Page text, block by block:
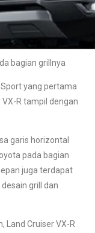
bagian grillnya
Sport yang pertama
R tampil dengan
garis horizontal
pada bagian
juga terdapat
grill dan
Land Cruiser VX-R